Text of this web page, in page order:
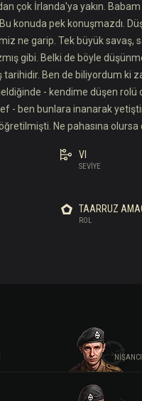
çok İrlanda'ya yakın.
Bu konuda pek konuşmazdı.
ne garip. Tek büyük savaş,
gibi. Belki de böyle
tarihidir. Ben de biliyordum ki
- kendime düşen rolü
- ben bunlara inanarak
Ne pahasına olursa
SEVIYE
VI
ROL
TAARRUZ
NIŞANCI